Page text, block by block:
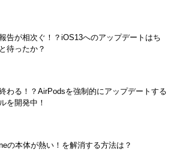
告が相次ぐ！？iOS13へのアップデートはち
待ったか？
わる！？AirPodsを強制的にアップデートする
を開発中！
の本体が熱い！を解消する方法は？